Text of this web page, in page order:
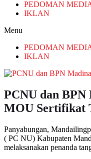
PEDOMAN
IKLAN
Menu
PEDOMAN
IKLAN
PCNU dan BPN
MOU Sertifikat
Panyabungan,
( PC NU) Kabupaten
melaksanakan penanda